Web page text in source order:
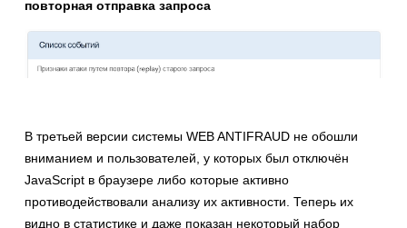
повторная отправка запроса
В третьей версии системы WEB ANTIFRAUD не обошли
вниманием и пользователей, у которых был отключён
JavaScript в браузере либо которые активно
противодействовали анализу их активности. Теперь их
видно в статистике и даже показан некоторый набор